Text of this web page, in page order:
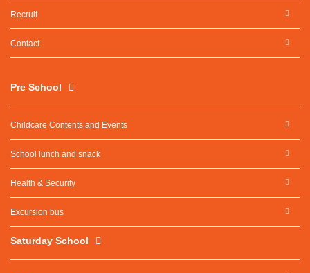
Recruit
Contact
Pre School
Childcare Contents and Events
School lunch and snack
Health & Security
Excursion bus
Saturday School